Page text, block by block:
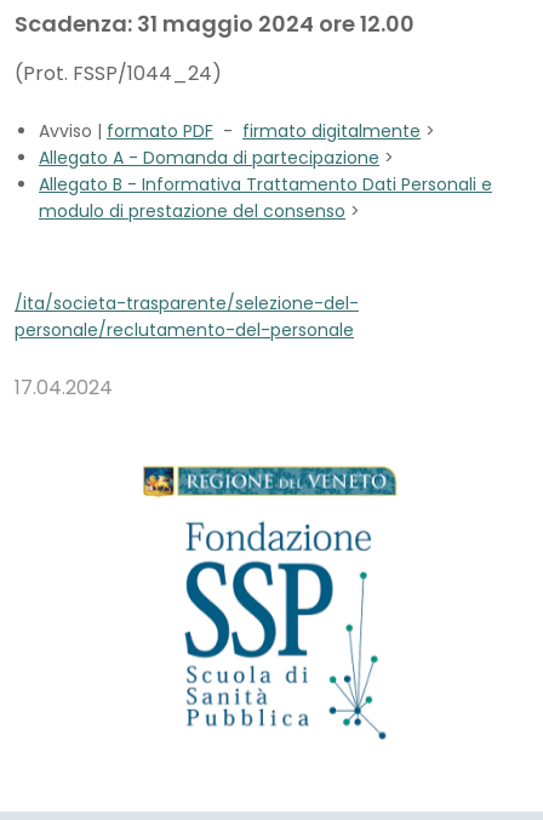
Scadenza: 31 maggio 2024 ore 12.00
(Prot. FSSP/1044_24)
Avviso | formato PDF - firmato digitalmente >
Allegato A - Domanda di partecipazione >
Allegato B - Informativa Trattamento Dati Personali e
modulo di prestazione del consenso >
/ita/societa-trasparente/selezione-del-
personale/reclutamento-del-personale
17.04.2024